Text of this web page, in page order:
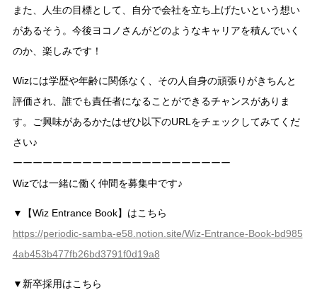
また、人生の目標として、自分で会社を立ち上げたいという想い
があるそう。今後ヨコノさんがどのようなキャリアを積んでいく
のか、楽しみです！
Wizには学歴や年齢に関係なく、その人自身の頑張りがきちんと
評価され、誰でも責任者になることができるチャンスがありま
す。ご興味があるかたはぜひ以下のURLをチェックしてみてくだ
さい♪
ーーーーーーーーーーーーーーーーーーーーーー
Wizでは一緒に働く仲間を募集中です♪
▼【Wiz Entrance Book】はこちら
https://periodic-samba-e58.notion.site/Wiz-Entrance-Book-bd985
4ab453b477fb26bd3791f0d19a8
▼新卒採用はこちら